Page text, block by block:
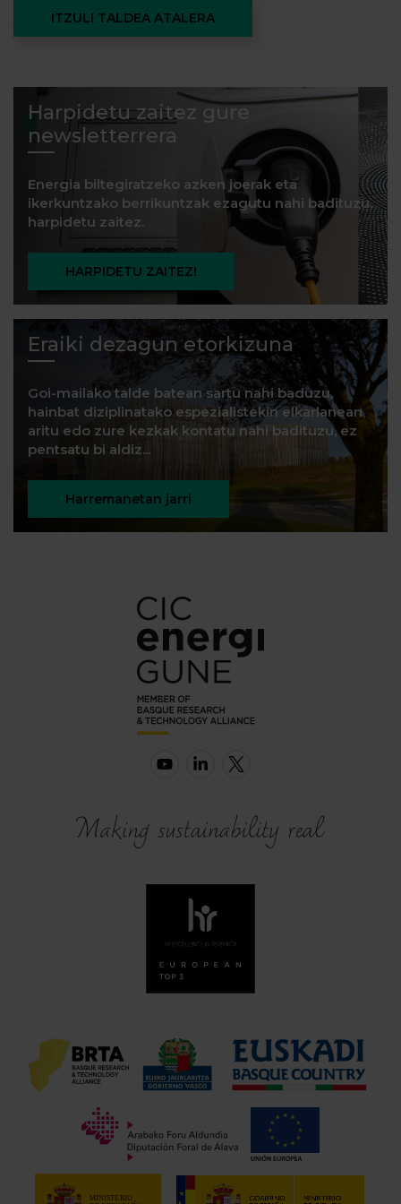
ITZULI TALDEA ATALERA
Harpidetu zaitez gure
newsletterrera
Energia biltegiratzeko azken joerak eta
ikerkuntzako berrikuntzak ezagutu nahi badituzu,
harpidetu zaitez.
HARPIDETU ZAITEZ!
Eraiki dezagun etorkizuna
Goi-mailako talde batean sartu nahi baduzu,
hainbat diziplinatako espezialistekin elkarlanean
aritu edo zure kezkak kontatu nahi badituzu, ez
pentsatu bi aldiz...
Harremanetan jarri